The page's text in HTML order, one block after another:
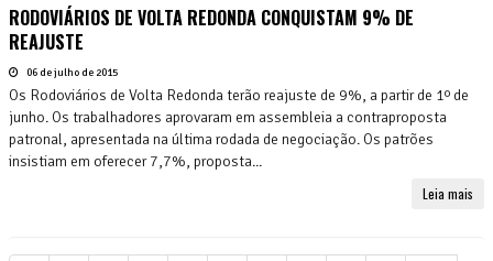
RODOVIÁRIOS DE VOLTA REDONDA CONQUISTAM 9% DE
REAJUSTE
06 de julho de 2015
Os Rodoviários de Volta Redonda terão reajuste de 9%, a partir de 1º de
junho. Os trabalhadores aprovaram em assembleia a contraproposta
patronal, apresentada na última rodada de negociação. Os patrões
insistiam em oferecer 7,7%, proposta...
Leia mais